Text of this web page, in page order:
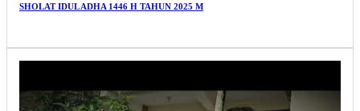
SHOLAT IDUL ADHA 1446 H TAHUN 2025 M